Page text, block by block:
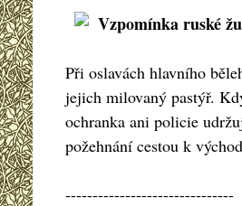
Vzpomínka ruské
Při oslavách hlavního
jejich milovaný pastýř.
ochranka ani policie
požehnání cestou k
-------------------------------